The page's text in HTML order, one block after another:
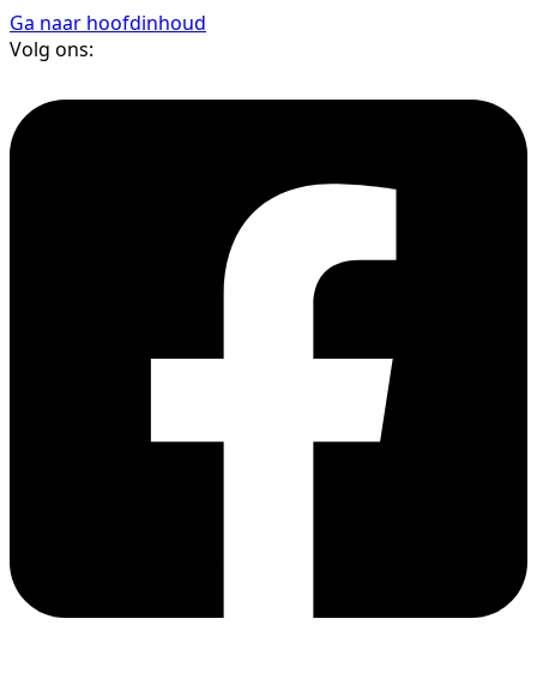
Ga naar hoofdinhoud
Volg ons: